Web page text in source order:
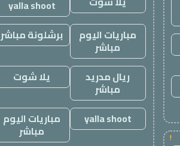
!
yalla shoot
مباريات اليوم
مباشر
برشلونة مباشر
ريال مدريد
مباشر
يلا شوت
yalla shoot مباريات اليوم
مباشر